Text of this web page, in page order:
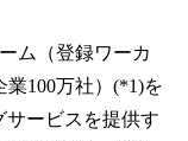
ム（登録ワーカ
業100万社）(*1)を
ービスを提供す